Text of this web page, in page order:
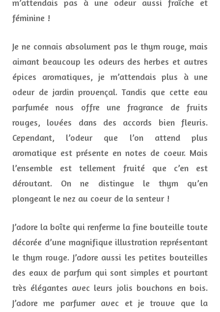
m’attendais pas à une odeur aussi fraîche et
féminine !
Je ne connais absolument pas le thym rouge, mais
aimant beaucoup les odeurs des herbes et autres
épices aromatiques, je m’attendais plus à une
odeur de jardin provençal. Tandis que cette eau
parfumée nous offre une fragrance de fruits
rouges, lovées dans des accords bien fleuris.
Cependant, l’odeur que l’on attend plus
aromatique est présente en notes de coeur. Mais
l’ensemble est tellement fruité que c’en est
déroutant. On ne distingue le thym qu’en
plongeant le nez au coeur de la senteur !
J’adore la boîte qui renferme la fine bouteille toute
décorée d’une magnifique illustration représentant
le thym rouge. J’adore aussi les petites bouteilles
des eaux de parfum qui sont simples et pourtant
très élégantes avec leurs jolis bouchons en bois.
J’adore me parfumer avec et je trouve que la